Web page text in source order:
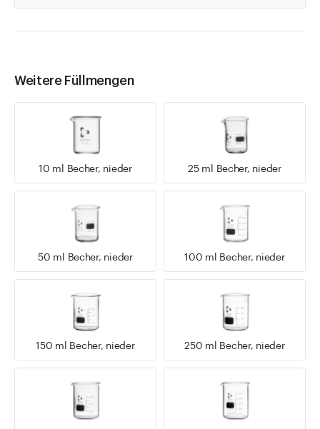
Weitere Füllmengen
10 ml Becher, nieder 25 ml Becher, nieder
50 ml Becher, nieder 100 ml Becher, nieder
150 ml Becher, nieder 250 ml Becher, nieder